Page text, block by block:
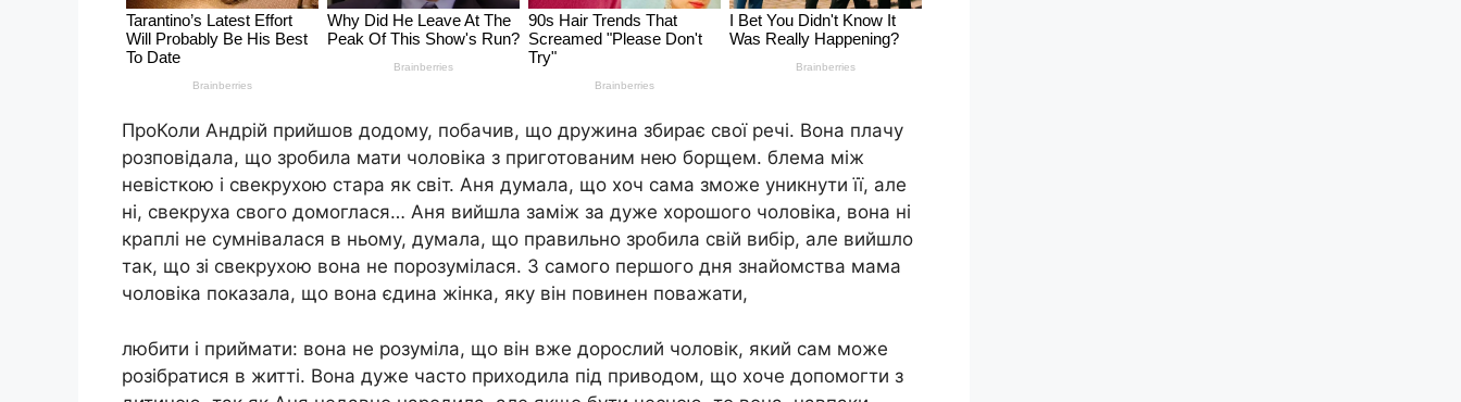
ПроКоли Андрій прийшов додому, побачив, що дружина збирає свої речі. Вона плачу
розповідала, що зробила мати чоловіка з приготованим нею борщем. блема між
невісткою і свекрухою стара як світ. Аня думала, що хоч сама зможе уникнути її, але
ні, свекруха свого домоглася… Аня вийшла заміж за дуже хорошого чоловіка, вона ні
краплі не сумнівалася в ньому, думала, що правильно зробила свій вибір, але вийшло
так, що зі свекрухою вона не порозумілася. З самого першого дня знайомства мама
чоловіка показала, що вона єдина жінка, яку він повинен поважати,
любити і приймати: вона не розуміла, що він вже дорослий чоловік, який сам може
розібратися в житті. Вона дуже часто приходила під приводом, що хоче допомогти з